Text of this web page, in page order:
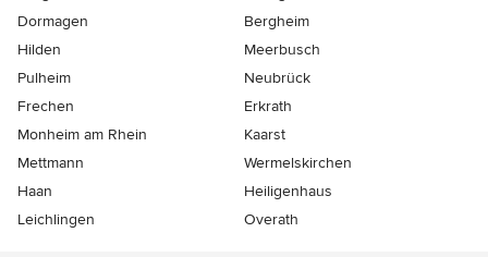
Dormagen
Bergheim
Hilden
Meerbusch
Pulheim
Neubrück
Frechen
Erkrath
Monheim am Rhein
Kaarst
Mettmann
Wermelskirchen
Haan
Heiligenhaus
Leichlingen
Overath